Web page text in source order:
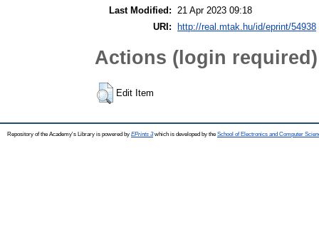
Last Modified:
21 Apr 2023 09:18
URI:
http://real.mtak.hu/id/eprint/54938
Actions (login required)
Edit Item
Repository of the Academy's Library is powered by EPrints 3which is developed by the School of Electronics and Computer